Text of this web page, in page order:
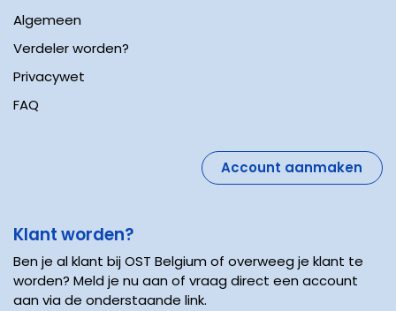
Algemeen
Verdeler worden?
Privacywet
FAQ
Account aanmaken
Klant worden?
Ben je al klant bij OST Belgium of overweeg je klant te
worden? Meld je nu aan of vraag direct een account
aan via de onderstaande link.